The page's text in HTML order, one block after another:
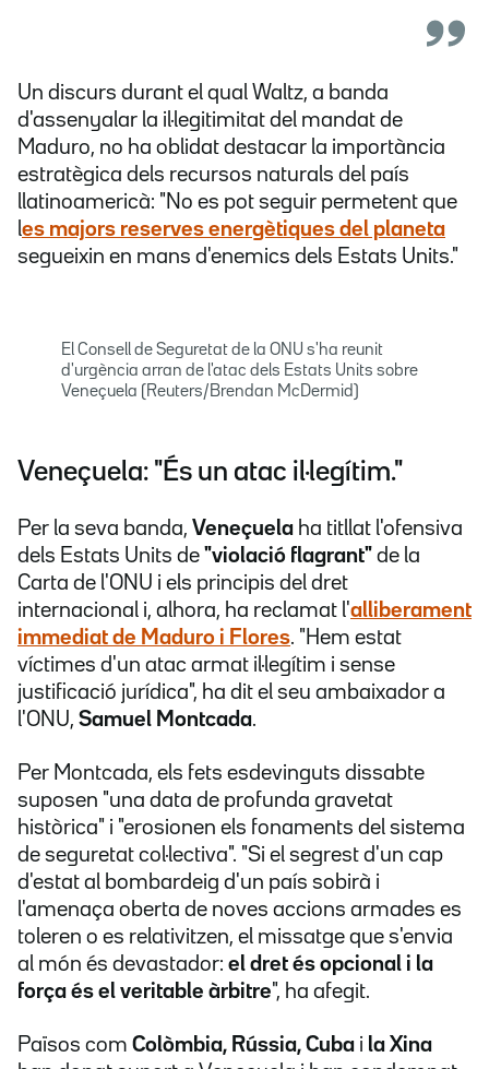
Un discurs durant el qual Waltz, a banda
d'assenyalar la il·legitimitat del mandat de
Maduro, no ha oblidat destacar la importància
estratègica dels recursos naturals del país
llatinoamericà: "No es pot seguir permetent que
les majors reserves energètiques del planeta
segueixin en mans d'enemics dels Estats Units."
El Consell de Seguretat de la ONU s'ha reunit
d'urgència arran de l'atac dels Estats Units sobre
Veneçuela (Reuters/Brendan McDermid)
Veneçuela: "És un atac il·legítim."
Per la seva banda, Veneçuela ha titllat l'ofensiva
dels Estats Units de "violació flagrant" de la
Carta de l'ONU i els principis del dret
internacional i, alhora, ha reclamat l'alliberament
immediat de Maduro i Flores. "Hem estat
víctimes d'un atac armat il·legítim i sense
justificació jurídica", ha dit el seu ambaixador a
l'ONU, Samuel Montcada.
Per Montcada, els fets esdevinguts dissabte
suposen "una data de profunda gravetat
històrica" i "erosionen els fonaments del sistema
de seguretat col·lectiva". "Si el segrest d'un cap
d'estat al bombardeig d'un país sobirà i
l'amenaça oberta de noves accions armades es
toleren o es relativitzen, el missatge que s'envia
al món és devastador: el dret és opcional i la
força és el veritable àrbitre", ha afegit.
Països com Colòmbia, Rússia, Cuba i la Xina